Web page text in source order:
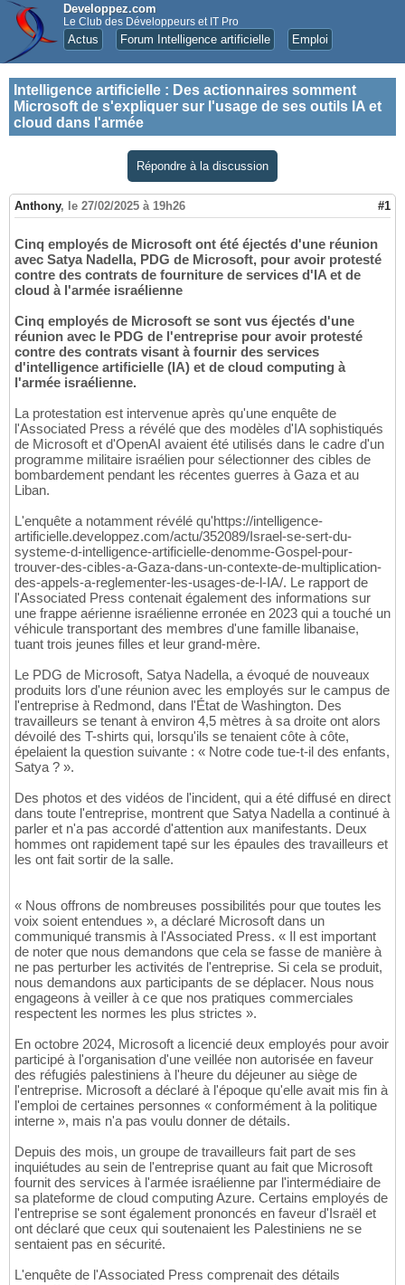
Developpez.com
Le Club des Développeurs et IT Pro
Actus Forum Intelligence artificielle Emploi
Intelligence artificielle : Des actionnaires somment
Microsoft de s'expliquer sur l'usage de ses outils IA et
cloud dans l'armée
Répondre à la discussion
Anthony, le 27/02/2025 à 19h26 #1
Cinq employés de Microsoft ont été éjectés d'une réunion
avec Satya Nadella, PDG de Microsoft, pour avoir protesté
contre des contrats de fourniture de services d'IA et de
cloud à l'armée israélienne
Cinq employés de Microsoft se sont vus éjectés d'une
réunion avec le PDG de l'entreprise pour avoir protesté
contre des contrats visant à fournir des services
d'intelligence artificielle (IA) et de cloud computing à
l'armée israélienne.
La protestation est intervenue après qu'une enquête de
l'Associated Press a révélé que des modèles d'IA sophistiqués
de Microsoft et d'OpenAI avaient été utilisés dans le cadre d'un
programme militaire israélien pour sélectionner des cibles de
bombardement pendant les récentes guerres à Gaza et au
Liban.
L'enquête a notamment révélé qu'https://intelligence-
artificielle.developpez.com/actu/352089/Israel-se-sert-du-
systeme-d-intelligence-artificielle-denomme-Gospel-pour-
trouver-des-cibles-a-Gaza-dans-un-contexte-de-multiplication-
des-appels-a-reglementer-les-usages-de-l-IA/. Le rapport de
l'Associated Press contenait également des informations sur
une frappe aérienne israélienne erronée en 2023 qui a touché un
véhicule transportant des membres d'une famille libanaise,
tuant trois jeunes filles et leur grand-mère.
Le PDG de Microsoft, Satya Nadella, a évoqué de nouveaux
produits lors d'une réunion avec les employés sur le campus de
l'entreprise à Redmond, dans l'État de Washington. Des
travailleurs se tenant à environ 4,5 mètres à sa droite ont alors
dévoilé des T-shirts qui, lorsqu'ils se tenaient côte à côte,
épelaient la question suivante : « Notre code tue-t-il des enfants,
Satya ? ».
Des photos et des vidéos de l'incident, qui a été diffusé en direct
dans toute l'entreprise, montrent que Satya Nadella a continué à
parler et n'a pas accordé d'attention aux manifestants. Deux
hommes ont rapidement tapé sur les épaules des travailleurs et
les ont fait sortir de la salle.
« Nous offrons de nombreuses possibilités pour que toutes les
voix soient entendues », a déclaré Microsoft dans un
communiqué transmis à l'Associated Press. « Il est important
de noter que nous demandons que cela se fasse de manière à
ne pas perturber les activités de l'entreprise. Si cela se produit,
nous demandons aux participants de se déplacer. Nous nous
engageons à veiller à ce que nos pratiques commerciales
respectent les normes les plus strictes ».
En octobre 2024, Microsoft a licencié deux employés pour avoir
participé à l'organisation d'une veillée non autorisée en faveur
des réfugiés palestiniens à l'heure du déjeuner au siège de
l'entreprise. Microsoft a déclaré à l'époque qu'elle avait mis fin à
l'emploi de certaines personnes « conformément à la politique
interne », mais n'a pas voulu donner de détails.
Depuis des mois, un groupe de travailleurs fait part de ses
inquiétudes au sein de l'entreprise quant au fait que Microsoft
fournit des services à l'armée israélienne par l'intermédiaire de
sa plateforme de cloud computing Azure. Certains employés de
l'entreprise se sont également prononcés en faveur d'Israël et
ont déclaré que ceux qui soutenaient les Palestiniens ne se
sentaient pas en sécurité.
L'enquête de l'Associated Press comprenait des détails